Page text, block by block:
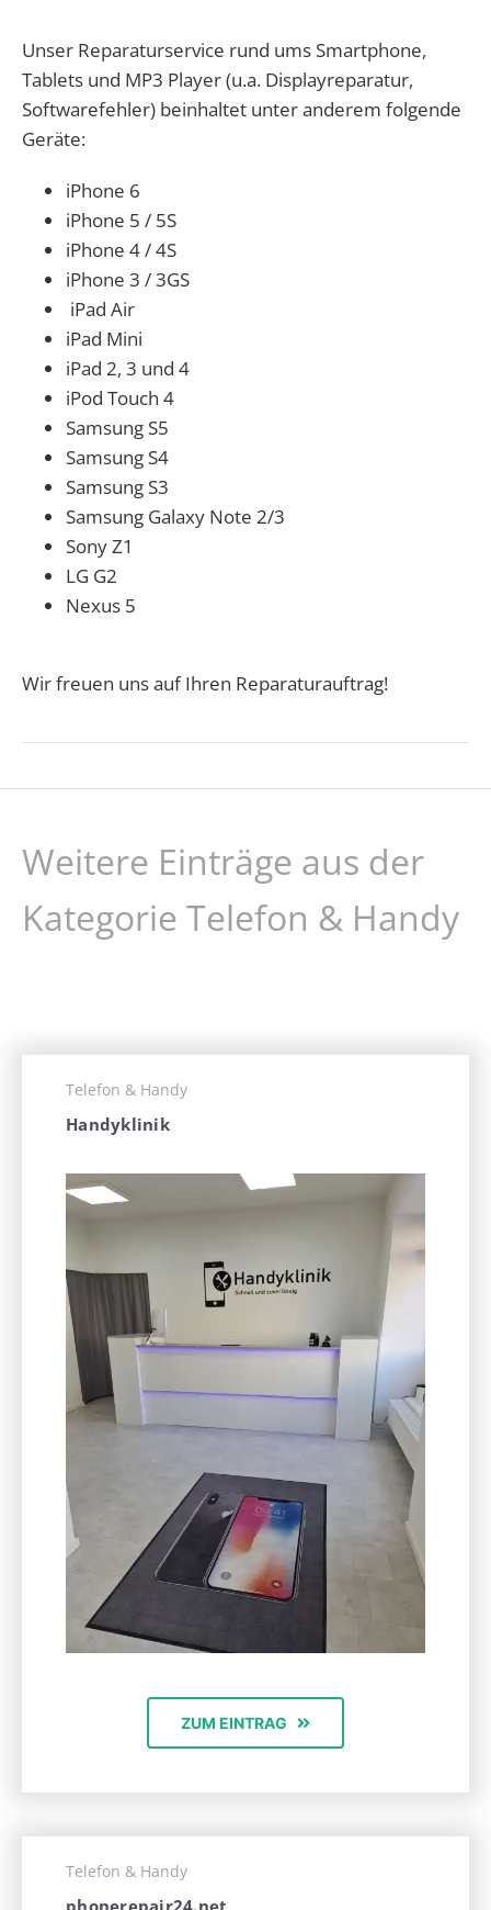
Unser Reparaturservice rund ums Smartphone,
Tablets und MP3 Player (u.a. Displayreparatur,
Softwarefehler) beinhaltet unter anderem folgende
Geräte:
iPhone 6
iPhone 5 / 5S
iPhone 4 / 4S
iPhone 3 / 3GS
iPad Air
iPad Mini
iPad 2, 3 und 4
iPod Touch 4
Samsung S5
Samsung S4
Samsung S3
Samsung Galaxy Note 2/3
Sony Z1
LG G2
Nexus 5
Wir freuen uns auf Ihren Reparaturauftrag!
Weitere Einträge aus der
Kategorie Telefon & Handy
Telefon & Handy
Handyklinik
ZUM EINTRAG
Telefon & Handy